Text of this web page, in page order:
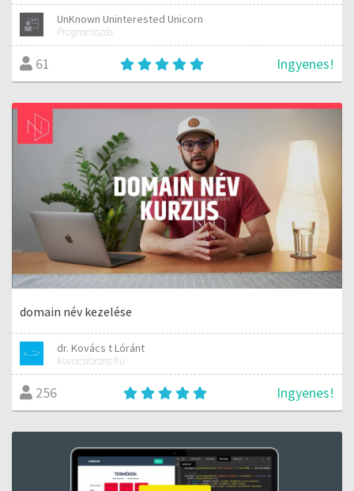
UnKnown Uninterested Unicorn
Programozás
61 Ingyenes!
domain név kezelése
dr. Kovács t Lóránt
kovacslorant.hu
256 Ingyenes!